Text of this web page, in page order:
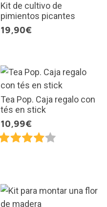
Kit de cultivo de
pimientos picantes
19,90€
Tea Pop. Caja regalo con
tés en stick
10,99€